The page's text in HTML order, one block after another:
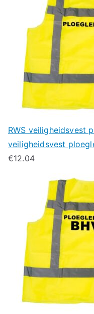
RWS veiligheidsvest
veiligheidsvest
€12.04